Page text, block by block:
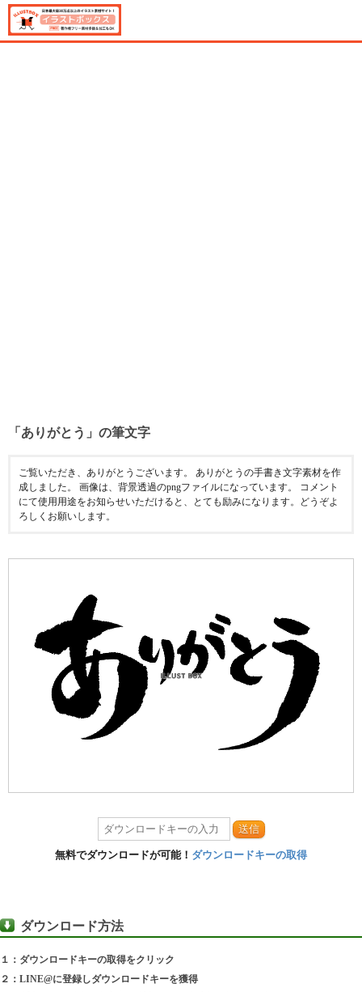
「ありがとう」の筆文字
ご覧いただき、ありがとうございます。 ありがとうの手書き文字素材を作
成しました。 画像は、背景透過のpngファイルになっています。 コメント
にて使用用途をお知らせいただけると、とても励みになります。どうぞよ
ろしくお願いします。
送信
無料でダウンロードが可能！ ダウンロードキーの取得
ダウンロード方法
１：ダウンロードキーの取得をクリック
２：LINE@に登録しダウンロードキーを獲得